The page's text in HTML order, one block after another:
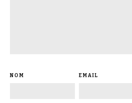
NOM EMAIL